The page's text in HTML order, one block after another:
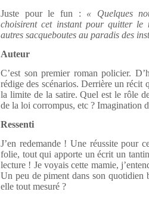
Juste pour le fun : « Quelques
choisirent cet instant pour quitter le
autres sacqueboutes au paradis des
Auteur
C’est son premier roman policier.
rédige des scénarios. Derrière un
la limite de la satire. Quel est le rôle
de la loi corrompus, etc ? Imagination
Ressenti
J’en redemande ! Une réussite pour
folie, tout qui apporte un écrit un
lecture ! Je voyais cette mamie,
Un peu de piment dans son quotidien
elle tout mesuré ?